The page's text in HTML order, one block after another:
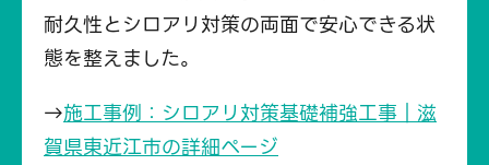
耐久性とシロアリ対策の両面で安心できる状
態を整えました。
→施工事例：シロアリ対策基礎補強工事｜滋
賀県東近江市の詳細ページ